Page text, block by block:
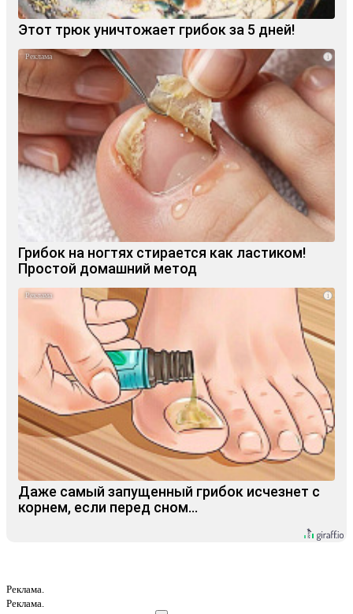
Этот трюк уничтожает грибок за 5 дней!
i
Грибок на ногтях стирается как ластиком!
Простой домашний метод
i
Даже самый запущенный грибок исчезнет с
корнем, если перед сном…
Реклама.
Реклама.